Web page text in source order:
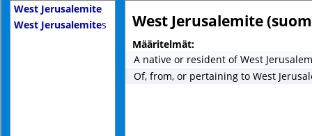
West Jerusalemite
West Jerusalemites West Jerusalemite
Määritelmät:
A native or resident of West
Of, from, or pertaining to West